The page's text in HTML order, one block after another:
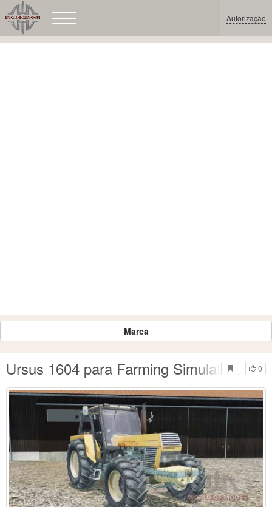
Autorização
Marca
0
Ursus 1604 para Farming Simulator 2015